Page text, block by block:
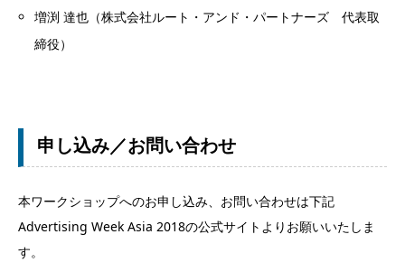
増渕 達也（株式会社ルート・アンド・パートナーズ 代表取
締役）
申し込み／お問い合わせ
本ワークショップへのお申し込み、お問い合わせは下記
Advertising Week Asia 2018の公式サイトよりお願いいたしま
す。